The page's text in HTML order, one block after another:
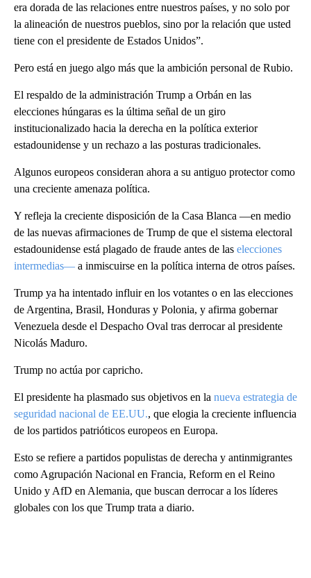
era dorada de las relaciones entre nuestros países, y no solo por
la alineación de nuestros pueblos, sino por la relación que usted
tiene con el presidente de Estados Unidos”.
Pero está en juego algo más que la ambición personal de Rubio.
El respaldo de la administración Trump a Orbán en las
elecciones húngaras es la última señal de un giro
institucionalizado hacia la derecha en la política exterior
estadounidense y un rechazo a las posturas tradicionales.
Algunos europeos consideran ahora a su antiguo protector como
una creciente amenaza política.
Y refleja la creciente disposición de la Casa Blanca —en medio
de las nuevas afirmaciones de Trump de que el sistema electoral
estadounidense está plagado de fraude antes de las elecciones
intermedias— a inmiscuirse en la política interna de otros países.
Trump ya ha intentado influir en los votantes o en las elecciones
de Argentina, Brasil, Honduras y Polonia, y afirma gobernar
Venezuela desde el Despacho Oval tras derrocar al presidente
Nicolás Maduro.
Trump no actúa por capricho.
El presidente ha plasmado sus objetivos en la nueva estrategia de
seguridad nacional de EE.UU., que elogia la creciente influencia
de los partidos patrióticos europeos en Europa.
Esto se refiere a partidos populistas de derecha y antinmigrantes
como Agrupación Nacional en Francia, Reform en el Reino
Unido y AfD en Alemania, que buscan derrocar a los líderes
globales con los que Trump trata a diario.